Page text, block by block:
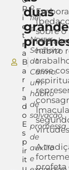
P
i
e
t
r
a
B
a
r
r
a
d
o
E
s
p
ir
it
duas
o
fiel
e
Nossa
Senhora
do
Carmo:
um
hábito
de
salvação,
promessa
de
auxílio
e
sobre o
hábito
esse
A
profeta